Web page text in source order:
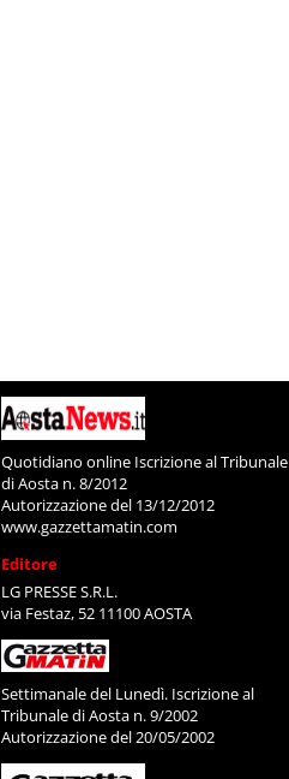
Quotidiano online Iscrizione al Tribunale
di Aosta n. 8/2012
Autorizzazione del 13/12/2012
www.gazzettamatin.com
Editore
LG PRESSE S.R.L.
via Festaz, 52 11100 AOSTA
Settimanale del Lunedì. Iscrizione al
Tribunale di Aosta n. 9/2002
Autorizzazione del 20/05/2002